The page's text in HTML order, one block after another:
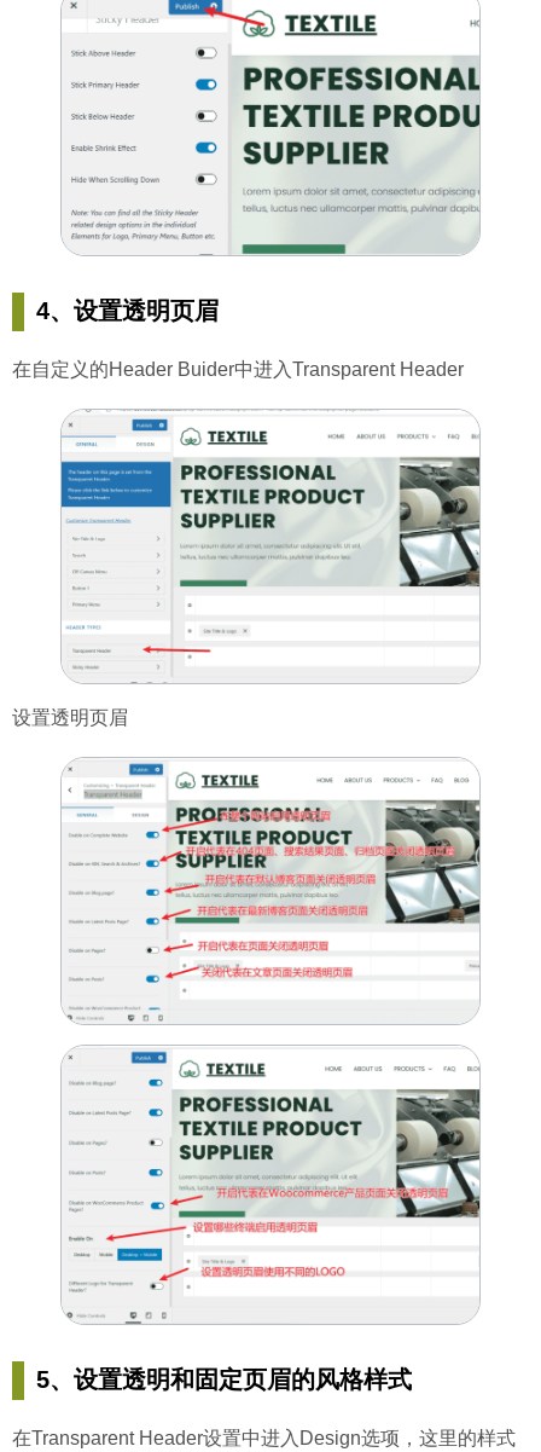
4、设置透明页眉
在自定义的Header Buider中进入Transparent Header
设置透明页眉
5、设置透明和固定页眉的风格样式
在Transparent Header设置中进入Design选项，这里的样式